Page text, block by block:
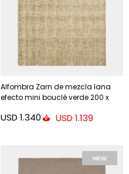
Alfombra Zarn de mezcla lana
efecto mini bouclé verde 200 x
USD 1.340 USD 1.139